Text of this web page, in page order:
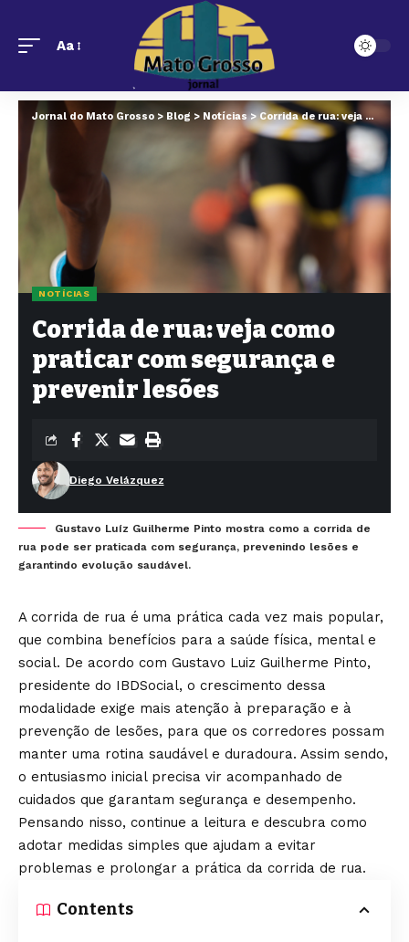
Aa
Jornal do Mato Grosso > Blog > Notícias>Corrida de rua: veja como praticar com segurança e prevenir lesões
NOTÍCIAS
Corrida de rua: veja como
praticar com segurança e
prevenir lesões
Diego Velázquez
Gustavo Luíz Guilherme Pinto mostra como a corrida de
rua pode ser praticada com segurança, prevenindo lesões e
garantindo evolução saudável.
A corrida de rua é uma prática cada vez mais popular,
que combina benefícios para a saúde física, mental e
social. De acordo com Gustavo Luiz Guilherme Pinto,
presidente do IBDSocial, o crescimento dessa
modalidade exige mais atenção à preparação e à
prevenção de lesões, para que os corredores possam
manter uma rotina saudável e duradoura. Assim sendo,
o entusiasmo inicial precisa vir acompanhado de
cuidados que garantam segurança e desempenho.
Pensando nisso, continue a leitura e descubra como
adotar medidas simples que ajudam a evitar
problemas e prolongar a prática da corrida de rua.
Contents